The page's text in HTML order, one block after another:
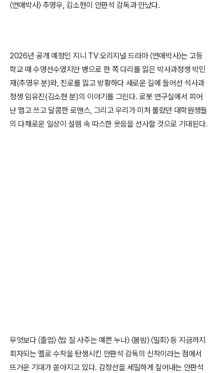
〈연애박사〉 추영우, 김소현이 안판석 감독과 만났다.
2026년 공개 예정인 지니 TV 오리지널 드라마 〈연애박사〉는 고등
학교 때 수영선수였지만 병으로 한 쪽 다리를 잃은 박사과정생 박민
재(추영우 분)와, 진로를 잃고 방황하다 새로운 길에 들어선 석사과
정생 임유진(김소현 분)의 이야기를 그린다. 로봇 연구실에서 피어
난 맵고 쓰고 달콤한 로맨스, 그리고 우리가 미처 몰랐던 대학원생들
의 다채로운 일상이 설렘 속 따스한 웃음을 선사할 것으로 기대된다.
무엇보다 〈졸업〉 〈밥 잘 사주는 예쁜 누나〉 〈봄밤〉 〈밀회〉 등 지금까지
회자되는 멜로 수작을 탄생시킨 안판석 감독의 신작이라는 점에서
뜨거운 기대가 쏟아지고 있다. 감정선을 세밀하게 짚어내는 안판석